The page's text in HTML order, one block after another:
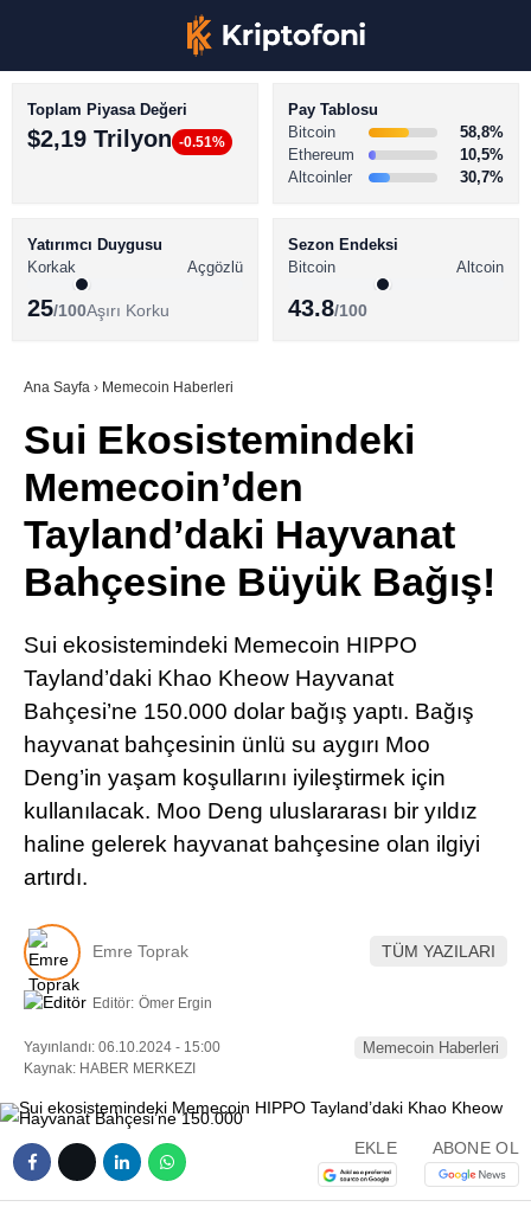
Youtube
BİTCOİN HABERLERİ
ALTCOİN HABERLERİ
SÖZLÜK
Toplam Piyasa Değeri
$2,19 Trilyon -0.51%
Pay Tablosu
Bitcoin
58,8%
Ethereum
10,5%
Altcoinler
30,7%
Yatırımcı Duygusu
Korkak
Açgözlü
25/100Aşırı Korku
Sezon Endeksi
Bitcoin
Altcoin
43.8/100
Ana Sayfa › Memecoin Haberleri
Sui Ekosistemindeki
Memecoin’den
Tayland’daki Hayvanat
Bahçesine Büyük Bağış!
Sui ekosistemindeki Memecoin HIPPO
Tayland’daki Khao Kheow Hayvanat
Bahçesi’ne 150.000 dolar bağış yaptı. Bağış
hayvanat bahçesinin ünlü su aygırı Moo
Deng’in yaşam koşullarını iyileştirmek için
kullanılacak. Moo Deng uluslararası bir yıldız
haline gelerek hayvanat bahçesine olan ilgiyi
artırdı.
Emre Toprak TÜM YAZILARI
Editör: Ömer Ergin
Yayınlandı: 06.10.2024 - 15:00
Kaynak: HABER MERKEZI
Memecoin Haberleri
EKLE ABONE OL